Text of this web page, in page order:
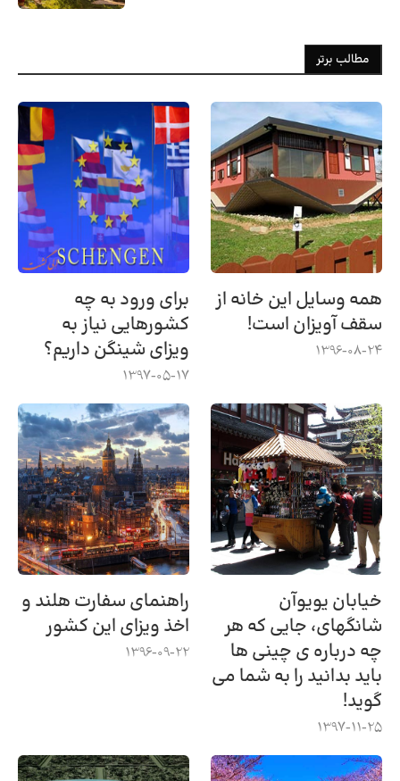
مطالب برتر
همه وسایل این خانه از
سقف آویزان است!
1396-08-24
برای ورود به چه
کشورهایی نیاز به
ویزای شینگن داریم؟
1397-05-17
خیابان یویوآن
شانگهای، جایی که هر
چه درباره ی چینی ها
باید بدانید را به شما می
گوید!
1397-11-25
راهنمای سفارت هلند و
اخذ ویزای این کشور
1396-09-22